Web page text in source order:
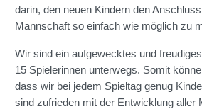
darin, den neuen Kindern den
Mannschaft so einfach wie möglich zu
Wir sind ein aufgewecktes und
15 Spielerinnen unterwegs. Somit
dass wir bei jedem Spieltag genug
sind zufrieden mit der Entwicklung aller